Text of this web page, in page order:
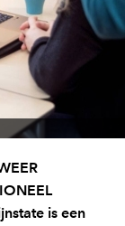
is een